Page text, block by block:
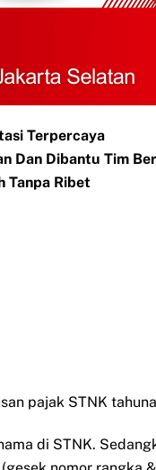
Terpercaya
Dan Dibantu Tim
Tanpa Ribet
pajak STNK
di STNK.